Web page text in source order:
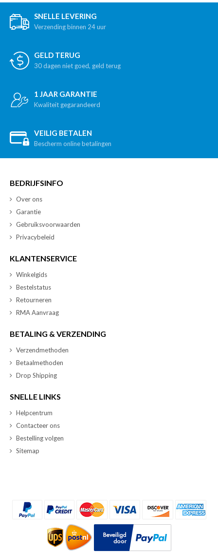
SNELLE LEVERING
Verzending binnen 24 uur
GELD TERUG
30 dagen niet goed, geld terug
1 JAAR GARANTIE
Kwaliteit gegarandeerd
VEILIG BETALEN
Bescherm online betalingen
BEDRIJFSINFO
Over ons
Garantie
Gebruiksvoorwaarden
Privacybeleid
KLANTENSERVICE
Winkelgids
Bestelstatus
Retourneren
RMA Aanvraag
BETALING & VERZENDING
Verzendmethoden
Betaalmethoden
Drop Shipping
SNELLE LINKS
Helpcentrum
Contacteer ons
Bestelling volgen
Sitemap